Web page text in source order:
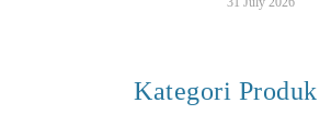
Kategori Produk